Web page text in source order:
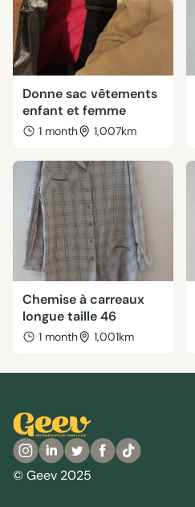
Donne sac vêtements
enfant et femme
1 month 1,007km
Chemise à carreaux
longue taille 46
1 month 1,001km
© Geev 2025